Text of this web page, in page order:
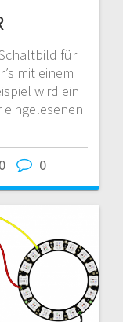
für
mit einem
wird ein
eingelesenen
0